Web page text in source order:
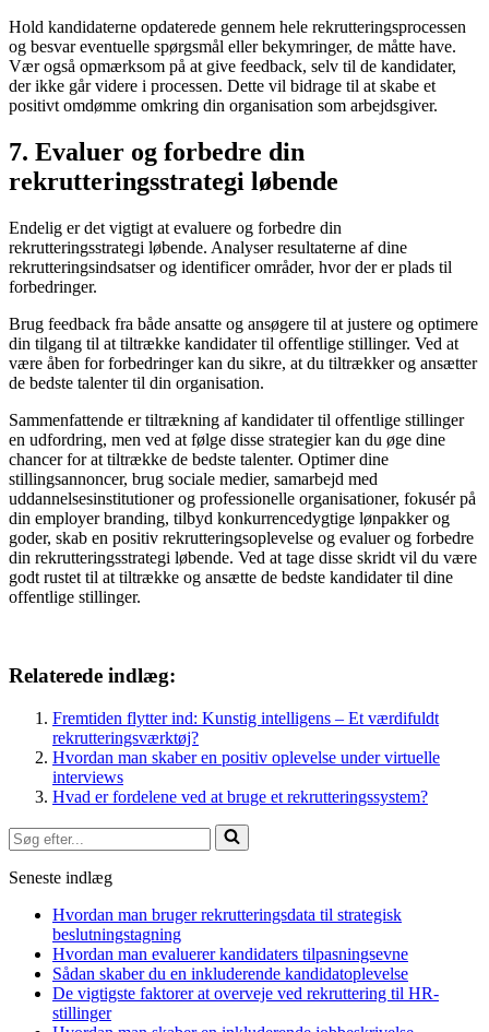
Hold kandidaterne opdaterede gennem hele rekrutteringsprocessen
og besvar eventuelle spørgsmål eller bekymringer, de måtte have.
Vær også opmærksom på at give feedback, selv til de kandidater,
der ikke går videre i processen. Dette vil bidrage til at skabe et
positivt omdømme omkring din organisation som arbejdsgiver.
7. Evaluer og forbedre din
rekrutteringsstrategi løbende
Endelig er det vigtigt at evaluere og forbedre din
rekrutteringsstrategi løbende. Analyser resultaterne af dine
rekrutteringsindsatser og identificer områder, hvor der er plads til
forbedringer.
Brug feedback fra både ansatte og ansøgere til at justere og optimere
din tilgang til at tiltrække kandidater til offentlige stillinger. Ved at
være åben for forbedringer kan du sikre, at du tiltrækker og ansætter
de bedste talenter til din organisation.
Sammenfattende er tiltrækning af kandidater til offentlige stillinger
en udfordring, men ved at følge disse strategier kan du øge dine
chancer for at tiltrække de bedste talenter. Optimer dine
stillingsannoncer, brug sociale medier, samarbejd med
uddannelsesinstitutioner og professionelle organisationer, fokusér på
din employer branding, tilbyd konkurrencedygtige lønpakker og
goder, skab en positiv rekrutteringsoplevelse og evaluer og forbedre
din rekrutteringsstrategi løbende. Ved at tage disse skridt vil du være
godt rustet til at tiltrække og ansætte de bedste kandidater til dine
offentlige stillinger.
Relaterede indlæg:
Fremtiden flytter ind: Kunstig intelligens – Et værdifuldt
rekrutteringsværktøj?
Hvordan man skaber en positiv oplevelse under virtuelle
interviews
Hvad er fordelene ved at bruge et rekrutteringssystem?
Søg
efter...
Seneste indlæg
Hvordan man bruger rekrutteringsdata til strategisk
beslutningstagning
Hvordan man evaluerer kandidaters tilpasningsevne
Sådan skaber du en inkluderende kandidatoplevelse
De vigtigste faktorer at overveje ved rekruttering til HR-
stillinger